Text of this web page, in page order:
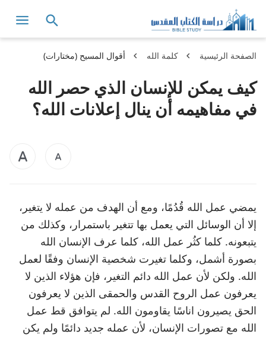
الصفحة الرئيسية كلمة الله أقوال المسيح (مختارات)
كيف يمكن للإنسان الذي حصر الله
في مفاهيمه أن ينال إعلانات الله؟
يمضي عمل الله قُدُمًا، ومع أن الهدف من عمله لا يتغير،
إلا أن الوسائل التي يعمل بها تتغير باستمرار، وكذلك من
يتبعونه. كلما كثُر عمل الله، كلما عرف الإنسان الله
بصورة أشمل، وكلما تغيرت شخصية الإنسان وفقًا لعمل
الله. ولكن لأن عمل الله دائم التغير، فإن هؤلاء الذين لا
يعرفون عمل الروح القدس والحمقى الذين لا يعرفون
الحق يصيرون اناسًا يقاومون الله. لم يتوافق قط عمل
الله مع تصورات الإنسان، لأن عمله جديد دائمًا ولم يكن